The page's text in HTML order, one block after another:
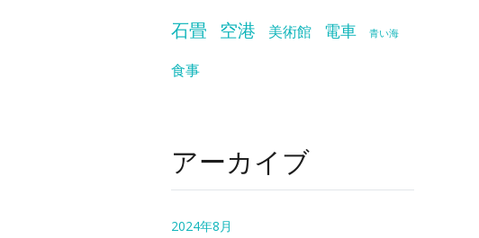
石畳 空港 美術館 電車 青い海
食事
アーカイブ
2024年8月